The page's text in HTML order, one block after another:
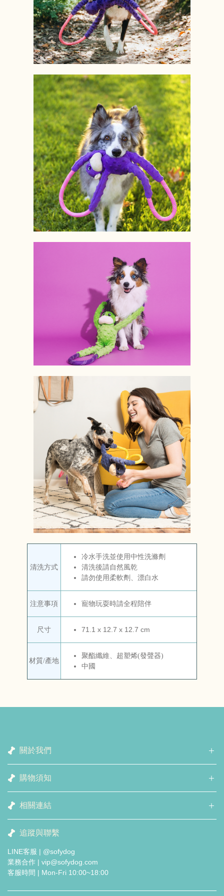
清洗方式
冷水手洗並使用中性洗滌劑
清洗後請自然風乾
請勿使用柔軟劑、漂白水
注意事項 寵物玩耍時請全程陪伴
尺寸 71.1 x 12.7 x 12.7 cm
材質/產地
聚酯纖維、超塑烯(發聲器)
中國
關於我們
購物須知
相關連結
追蹤與聯繫
LINE客服 | @sofydog
業務合作 | vip@sofydog.com
客服時間 | Mon-Fri 10:00~18:00